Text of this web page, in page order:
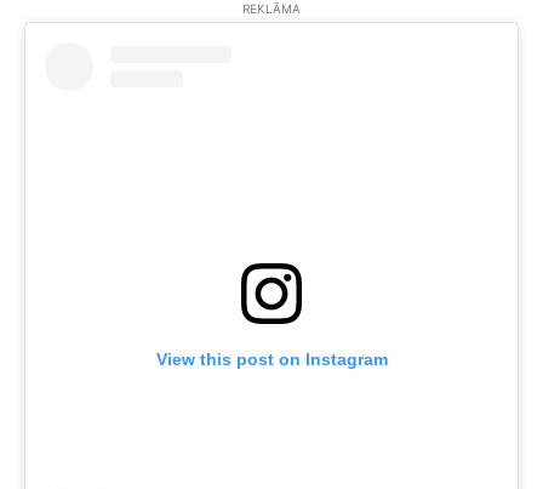
REKLĀMA
View this post on Instagram